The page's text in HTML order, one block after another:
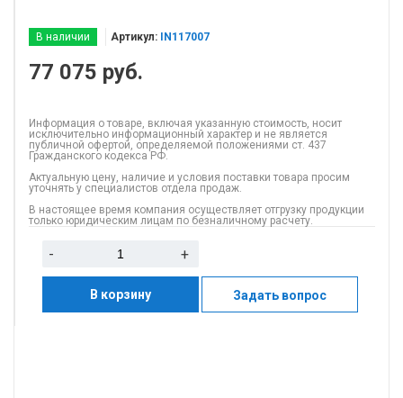
В наличии Артикул: IN117007
77 075 руб.
Информация о товаре, включая указанную стоимость, носит
исключительно информационный характер и не является
публичной офертой, определяемой положениями ст. 437
Гражданского кодекса РФ.
Актуальную цену, наличие и условия поставки товара просим
уточнять у специалистов отдела продаж.
В настоящее время компания осуществляет отгрузку продукции
только юридическим лицам по безналичному расчету.
- +
В корзину Задать вопрос